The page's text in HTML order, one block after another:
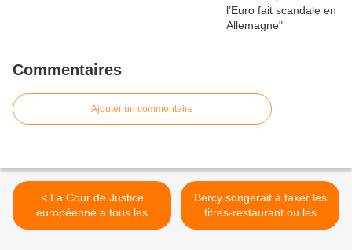
Commentaires
Ajouter un commentaire
< La Cour de Justice
européenne a tous les
droits y compris de
Bercy songerait à taxer les
titres-restaurant ou les
Chèques-Vacances >